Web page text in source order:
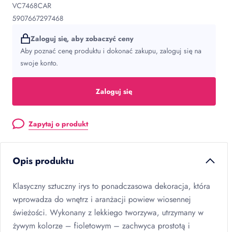
VC7468CAR
5907667297468
Zaloguj się, aby zobaczyć ceny
Aby poznać cenę produktu i dokonać zakupu, zaloguj się na
swoje konto.
Zaloguj się
Zapytaj o produkt
Opis produktu
Klasyczny sztuczny irys to ponadczasowa dekoracja, która
wprowadza do wnętrz i aranżacji powiew wiosennej
świeżości. Wykonany z lekkiego tworzywa, utrzymany w
żywym kolorze – fioletowym – zachwyca prostotą i